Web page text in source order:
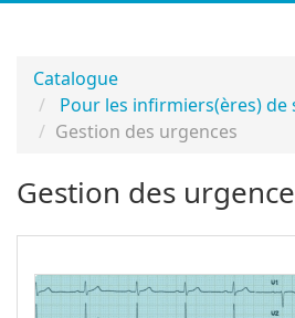
Catalogue
Pour les infirmiers(ères) de
Gestion des urgences
Gestion des